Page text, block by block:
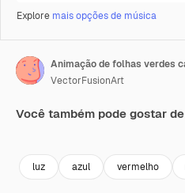
Explore mais opções de música
VectorFusionArt
Você também pode gostar de
luz azul vermelho